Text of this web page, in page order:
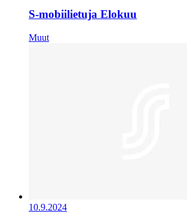
S-mobiilietuja Elokuu
Muut
10.9.2024